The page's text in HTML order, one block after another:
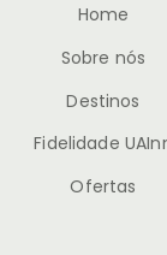
Home
Sobre nós
Destinos
Fidelidade
Ofertas